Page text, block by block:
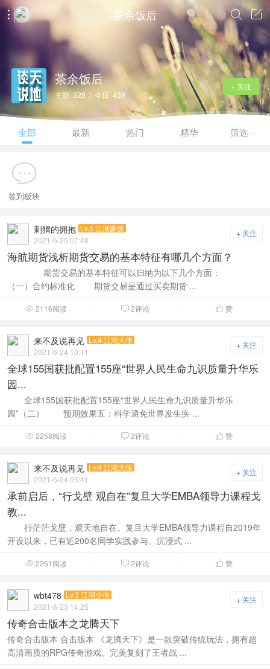
 茶余饭后 

+ 关注
茶余饭后
主题: 329 / 今日: 439
全部 最新 热门 精华 筛选 
签到板块
+ 关注
刺猬的拥抱 Lv.5 江湖豪侠
2021-6-25 07:48
海航期货浅析期货交易的基本特征有哪几个方面？
期货交易的基本特征可以归纳为以下几个方面：
（一）合约标准化 期货交易是通过买卖期货 ...
 2116阅读  2评论  赞
+ 关注
来不及说再见 Lv.4 江湖大侠
2021-6-24 10:11
全球155国获批配置155座“世界人民生命九识质量升华乐
园...
全球155国获批配置155座“世界人民生命九识质量升华乐
园”（二） 预期效果五：科学避免世界发生疾 ...
 2258阅读  2评论  赞
+ 关注
来不及说再见 Lv.4 江湖大侠
2021-6-24 05:41
承前启后，“行戈壁 观自在”复旦大学EMBA领导力课程戈
教...
行茫茫戈壁，观天地自在。复旦大学EMBA领导力课程自2019年
开设以来，已有近200名同学实践参与。沉浸式 ...
 2261阅读  2评论  赞
+ 关注
wbt478 Lv.3 江湖少侠
2021-6-23 14:25
传奇合击版本之龙腾天下
传奇合击版本 合击版本 《龙腾天下》是一款突破传统玩法，拥有超
高清画质的RPG传奇游戏。完美复刻了王者战 ...